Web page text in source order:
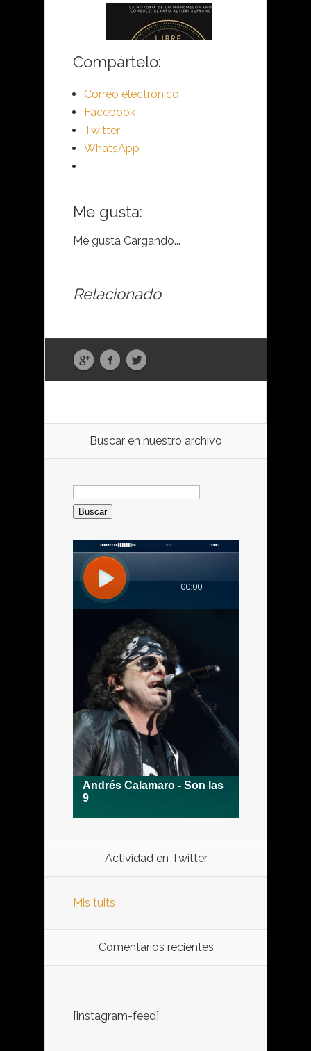
Compártelo:
Correo electrónico
Facebook
Twitter
WhatsApp
Me gusta:
Me gusta Cargando...
Relacionado
Buscar en nuestro archivo
Buscar:
Actividad en Twitter
Mis tuits
Comentarios recientes
[instagram-feed]